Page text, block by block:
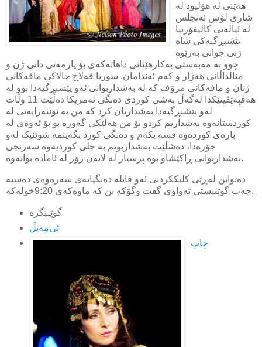
هه‌ێنی له‌ هۆلیود له‌
شاری لۆس ئه‌نجلس
له‌ ئیاله‌تی کالیفۆرنیا
پێشبڕگیه‌کی شاه‌
ژنی جوانی به‌رێوه‌
چوو به‌ مه‌به‌ستی به‌کارهێنانی داهاته‌که‌ی بۆ یارمه‌تی دانی ژن و
منالداڵانی‌ هه‌ژار و که‌م ئه‌ندامان. سوریا فه‌لاح چالاکی مافه‌کانی
ژنان و مافه‌کانی مرۆڤ که‌ له‌ به‌شداربوانی ئه‌و پێشبڕگیه‌دا بوو له‌
هه‌ڤپه‌ێڤینێکدا له‌گه‌ڵ به‌شی کوردی ده‌نگی ئه‌مریکا ده‌ڵێت 11 وڵات
له‌و پێشبڕگیه‌دا به‌شداریان کرد که‌ من به‌ نوێنه‌رایه‌تی له‌
کوردستانه‌وه‌ به‌شداریم کرد‌و بۆ من هه‌لێکی گه‌وره‌ بو بۆ ئه‌وه‌ی له‌
باره‌ی کورده‌وه‌ قسه‌ بکه‌م و ده‌نگی کورد بگه‌ینمه‌ شوێنیک له‌و
جۆره‌دا، ده‌شڵێت به‌شداربونم به‌ جلی کوردیه‌وه‌ سه‌رنجی
به‌شداربوانی ڕاکێشاو بوه‌ پرسیار له‌ لایه‌ن زۆر له‌ ئاماده‌ بوانه‌وه‌.
ده‌توانن له‌ڕێی کلیککردنی ئه‌و فایله‌ ده‌نگیانه‌ی سه‌ره‌وه‌ی ده‌سته‌
چه‌پ گوێبیستی ته‌واوی گفت وگۆکه‌‌ بن که‌ ماوه‌که‌ی 9:20خوله‌که‌.
گوێـبگره‌
ئی‌مه‌یڵ
چاپ